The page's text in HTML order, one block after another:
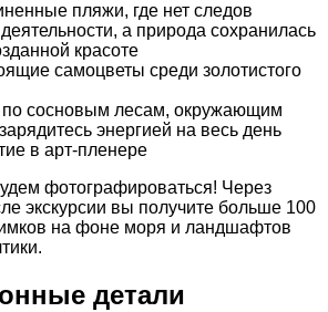
пляжи, где нет следов
а природа сохранилась
красоте
самоцветы среди золотистого
по сосновым лесам, окружающим
энергией на весь день
в арт-пленере
фотографироваться! Через
экскурсии вы получите больше 100
на фоне моря и ландшафтов
детали